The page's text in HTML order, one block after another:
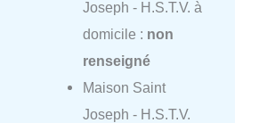
Joseph - H.S.T.V. à
domicile : non
renseigné
Maison Saint
Joseph - H.S.T.V.